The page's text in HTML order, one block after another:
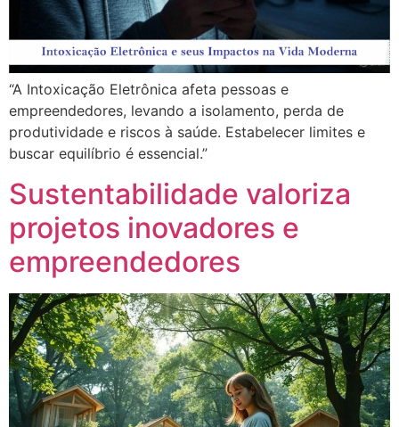
“A Intoxicação Eletrônica afeta pessoas e
empreendedores, levando a isolamento, perda de
produtividade e riscos à saúde. Estabelecer limites e
buscar equilíbrio é essencial.”
Sustentabilidade valoriza
projetos inovadores e
empreendedores